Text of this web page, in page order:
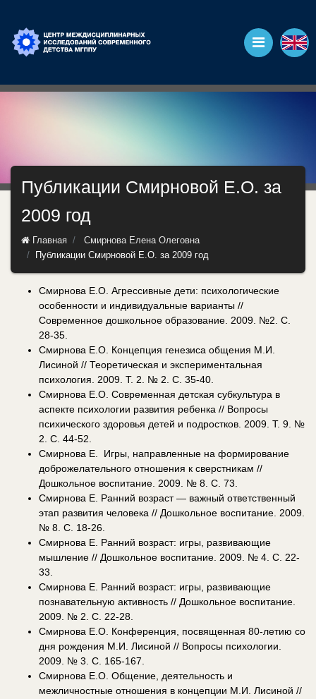
Публикации Смирновой Е.О. за
2009 год
Главная
Смирнова Елена Олеговна
Публикации Смирновой Е.О. за 2009 год
Смирнова Е.О. Агрессивные дети: психологические
особенности и индивидуальные варианты //
Современное дошкольное образование. 2009. №2. C.
28-35.
Смирнова Е.О. Концепция генезиса общения М.И.
Лисиной // Теоретическая и экспериментальная
психология. 2009. Т. 2. № 2. С. 35-40.
Смирнова Е.О. Современная детская субкультура в
аспекте психологии развития ребенка // Вопросы
психического здоровья детей и подростков. 2009. Т. 9. №
2. С. 44-52.
Смирнова Е. Игры, направленные на формирование
доброжелательного отношения к сверстникам //
Дошкольное воспитание. 2009. № 8. С. 73.
Смирнова Е. Ранний возраст — важный ответственный
этап развития человека // Дошкольное воспитание. 2009.
№ 8. С. 18-26.
Смирнова Е. Ранний возраст: игры, развивающие
мышление // Дошкольное воспитание. 2009. № 4. С. 22-
33.
Смирнова Е. Ранний возраст: игры, развивающие
познавательную активность // Дошкольное воспитание.
2009. № 2. С. 22-28.
Смирнова Е.О. Конференция, посвященная 80-летию со
дня рождения М.И. Лисиной // Вопросы психологии.
2009. № 3. С. 165-167.
Смирнова Е.О. Общение, деятельность и
межличностные отношения в концепции М.И. Лисиной //